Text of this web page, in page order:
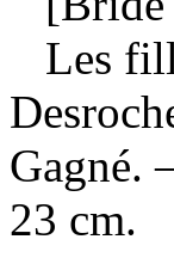
Les
Gagné.
23 cm.